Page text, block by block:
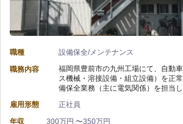
職種
設備保全/メンテナンス
職務内容
福岡県豊前市の九州工場にて、自動
ス機械・溶接設備・組立設備）を正
備保全業務（主に電気関係）を担当
雇用形態
正社員
年収
300万円 〜350万円